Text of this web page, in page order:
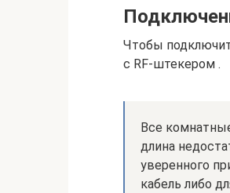
Чтобы
с RF-штекером .
Все
длина
уверенного
кабель либо